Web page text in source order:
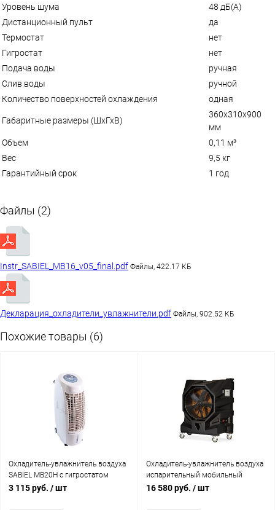
Уровень шума
48 дБ(А)
Дистанционный пульт
да
Термостат
нет
Гигростат
нет
Подача воды
ручная
Слив воды
ручной
Количество поверхностей охлаждения
одная
Габаритные размеры (ШхГхВ)
360х310х900
мм
Объем
0,11 м³
Вес
9,5 кг
Гарантийный срок
1 год
Файлы (2)
Instr_SABIEL_MB16_v05_final.pdf Файлы, 422.17 КБ
Декларация_охладители_увлажнители.pdf Файлы, 902.52 КБ
Похожие товары (6)
Охладитель-увлажнитель воздуха
SABIEL MB20H с гигростатом
(увлажнение до 200м²,
3 115 руб. / шт
Охладитель-увлажнитель воздуха
испарительный мобильный
SABIEL MB340
16 580 руб. / шт